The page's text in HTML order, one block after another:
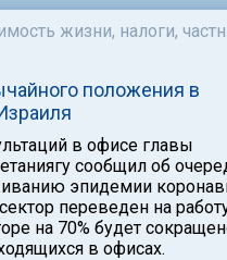
жизни, налоги,
положения в
в офисе главы
сообщил об
эпидемии
переведен на
на 70% будет
в офисах.